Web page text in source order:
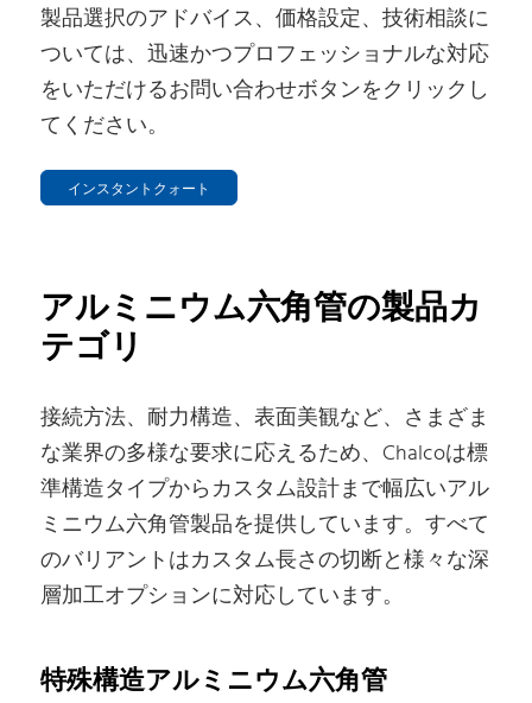
製品選択のアドバイス、価格設定、技術相談に
ついては、迅速かつプロフェッショナルな対応
をいただけるお問い合わせボタンをクリックし
てください。
インスタントクォート
アルミニウム六角管の製品カ
テゴリ
接続方法、耐力構造、表面美観など、さまざま
な業界の多様な要求に応えるため、Chalcoは標
準構造タイプからカスタム設計まで幅広いアル
ミニウム六角管製品を提供しています。すべて
のバリアントはカスタム長さの切断と様々な深
層加工オプションに対応しています。
特殊構造アルミニウム六角管